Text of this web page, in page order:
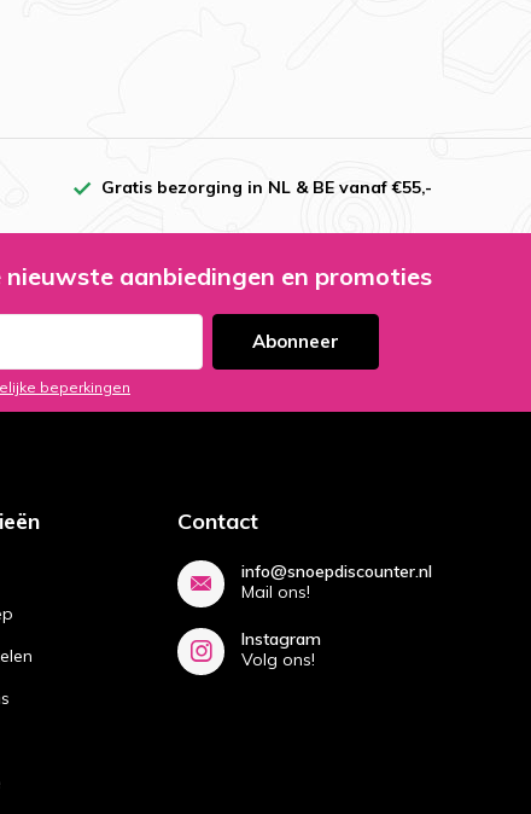
Gratis bezorging in NL & BE vanaf €55,-
aanbiedingen en promoties
Abonneer
beperkingen
Contact
info@snoepdiscounter.nl
Mail ons!
Instagram
Volg ons!